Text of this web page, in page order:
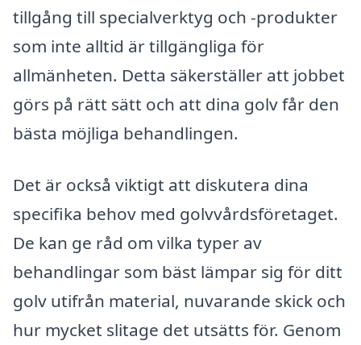
tillgång till specialverktyg och -produkter
som inte alltid är tillgängliga för
allmänheten. Detta säkerställer att jobbet
görs på rätt sätt och att dina golv får den
bästa möjliga behandlingen.
Det är också viktigt att diskutera dina
specifika behov med golvvårdsföretaget.
De kan ge råd om vilka typer av
behandlingar som bäst lämpar sig för ditt
golv utifrån material, nuvarande skick och
hur mycket slitage det utsätts för. Genom